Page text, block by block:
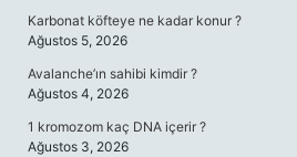
Karbonat köfteye ne kadar konur ?
Ağustos 5, 2026
Avalanche’ın sahibi kimdir ?
Ağustos 4, 2026
1 kromozom kaç DNA içerir ?
Ağustos 3, 2026